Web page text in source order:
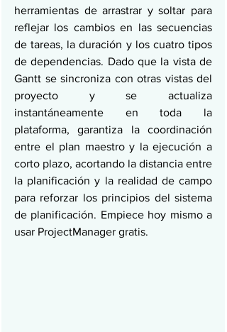
herramientas de arrastrar y soltar para
reflejar los cambios en las secuencias
de tareas, la duración y los cuatro tipos
de dependencias. Dado que la vista de
Gantt se sincroniza con otras vistas del
proyecto y se actualiza
instantáneamente en toda la
plataforma, garantiza la coordinación
entre el plan maestro y la ejecución a
corto plazo, acortando la distancia entre
la planificación y la realidad de campo
para reforzar los principios del sistema
de planificación. Empiece hoy mismo a
usar ProjectManager gratis.